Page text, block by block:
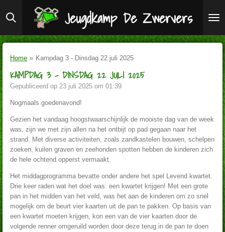
direct
de
Jeugdkamp De Zwervers
Home » Kampdag 3 - Dinsdag 22 juli 2025
KAMPDAG 3 - DINSDAG 22 JULI 2025
Gepubliceerd op 23 juli 2025 om 01:39
Nogmaals goedenavond!
Gezien het vandaag hoogstwaarschijnlijk de mooiste dag van de week
was, zijn we met zijn allen na het ontbijt op pad gegaan naar het
strand. Met diverse activiteiten, zoals zandkastelen bouwen, schelpen
zoeken, kuilen graven en zeehonden spotten hebben de kinderen zich
de hele ochtend opperst vermaakt.
Het middagprogramma bevatte onder andere het spel Levend kwartet.
Drie keer raden wat het doel was: een kwartet krijgen! Met een grote
pan in het midden van het veld, was het aan de kinderen om zo snel
mogelijk om de beurt vier kaarten uit de pan te pakken. Op basis van
een kwartet moeten krijgen, kon een van de vier kaarten door de
volgende renner omgeruild worden door deze terug in de pan te doen